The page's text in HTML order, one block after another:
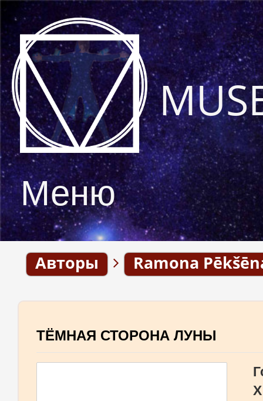
Меню
Авторы Ramona
ТЁМНАЯ СТОРОНА ЛУНЫ